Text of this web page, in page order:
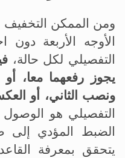
ومن الممكن التخفيف
الأوجه الأربعة دون
التفصيلي لكل حالة،
يجوز رفعهما معا، أو
ونصب الثاني، أو
التفصيلي هو
الضبط المؤدي إلى
يتحقق بمعرفة